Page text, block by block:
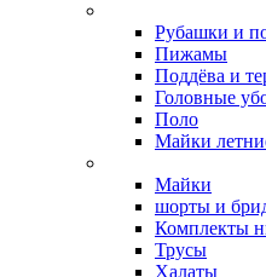
Рубашки и
Пижамы
Поддёва и
Головные
Поло
Майки
Майки
шорты и
Комплекты
Трусы
Халаты